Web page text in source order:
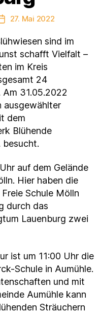
Veröffentlichungsdatum
27. Mai 2022
sind im
schafft Vielfalt –
im Kreis
24
31.05.2022
ausgewählter
dem
Blühende
besucht.
auf dem Gelände
Hier haben die
Schule Mölln
durch das
Lauenburg zwei
ist um 11:00 Uhr die
Schule in Aumühle.
und mit
Aumühle kann
Sträuchern